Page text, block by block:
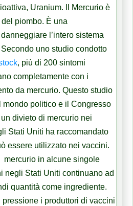
Uranium. Il Mercurio è
piombo. È una
l’intero sistema
uno studio condotto
, più di 200 sintomi
completamente con i
da mercurio. Questo studio
mondo politico e il Congresso
divieto di mercurio nei
Stati Uniti ha raccomandato
essere utilizzato nei vaccini.
mercurio in alcune singole
negli Stati Uniti continuano ad
quantità come ingrediente.
i produttori di vaccini